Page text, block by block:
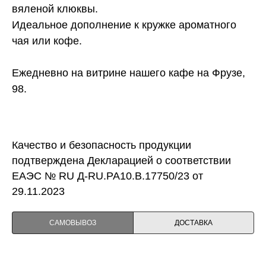
вяленой клюквы.
Идеальное дополнение к кружке ароматного
чая или кофе.
Ежедневно на витрине нашего кафе на Фрузе,
98.
Качество и безопасность продукции
подтверждена Декларацией о соответствии
ЕАЭС № RU Д-RU.PA10.B.17750/23 от
29.11.2023
САМОВЫВОЗ ДОСТАВКА